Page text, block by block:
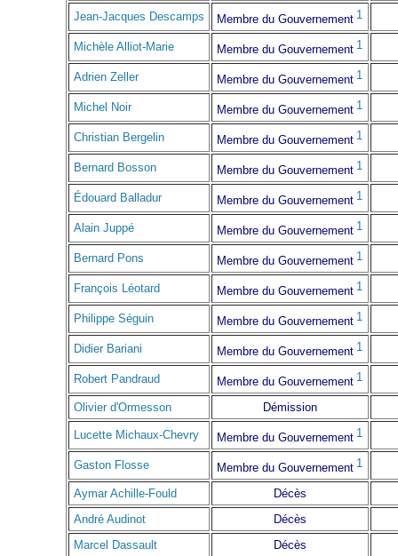
Jean-Jacques Descamps Membre du Gouvernement 1
Michèle Alliot-Marie Membre du Gouvernement 1
Adrien Zeller Membre du Gouvernement 1
Michel Noir Membre du Gouvernement 1
Christian Bergelin Membre du Gouvernement 1
Bernard Bosson Membre du Gouvernement 1
Édouard Balladur Membre du Gouvernement 1
Alain Juppé Membre du Gouvernement 1
Bernard Pons Membre du Gouvernement 1
François Léotard Membre du Gouvernement 1
Philippe Séguin Membre du Gouvernement 1
Didier Bariani Membre du Gouvernement 1
Robert Pandraud Membre du Gouvernement 1
Olivier d'Ormesson Démission
Lucette Michaux-Chevry Membre du Gouvernement 1
Gaston Flosse Membre du Gouvernement 1
Aymar Achille-Fould
Décès
André Audinot
Décès
Marcel Dassault
Décès